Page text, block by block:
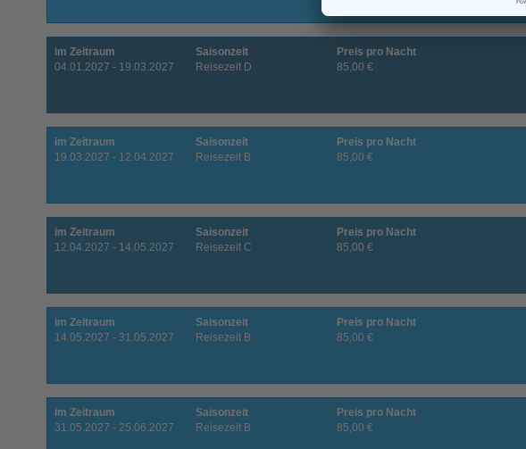
im Zeitraum
04.01.2027 - 19.03.2027
Saisonzeit
Reisezeit D
Preis pro Nacht
85,00 €
im Zeitraum
19.03.2027 - 12.04.2027
Saisonzeit
Reisezeit B
Preis pro Nacht
85,00 €
im Zeitraum
12.04.2027 - 14.05.2027
Saisonzeit
Reisezeit C
Preis pro Nacht
85,00 €
im Zeitraum
14.05.2027 - 31.05.2027
Saisonzeit
Reisezeit B
Preis pro Nacht
85,00 €
im Zeitraum
31.05.2027 - 25.06.2027
Saisonzeit
Reisezeit B
Preis pro Nacht
85,00 €